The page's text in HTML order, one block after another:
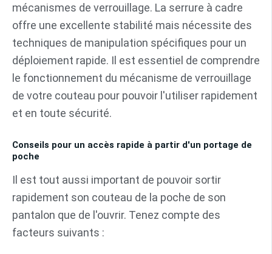
mécanismes de verrouillage. La serrure à cadre
offre une excellente stabilité mais nécessite des
techniques de manipulation spécifiques pour un
déploiement rapide. Il est essentiel de comprendre
le fonctionnement du mécanisme de verrouillage
de votre couteau pour pouvoir l'utiliser rapidement
et en toute sécurité.
Conseils pour un accès rapide à partir d'un portage de
poche
Il est tout aussi important de pouvoir sortir
rapidement son couteau de la poche de son
pantalon que de l'ouvrir. Tenez compte des
facteurs suivants :